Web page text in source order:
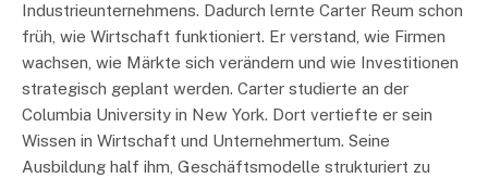
Industrieunternehmens. Dadurch lernte Carter Reum schon
früh, wie Wirtschaft funktioniert. Er verstand, wie Firmen
wachsen, wie Märkte sich verändern und wie Investitionen
strategisch geplant werden. Carter studierte an der
Columbia University in New York. Dort vertiefte er sein
Wissen in Wirtschaft und Unternehmertum. Seine
Ausbildung half ihm, Geschäftsmodelle strukturiert zu